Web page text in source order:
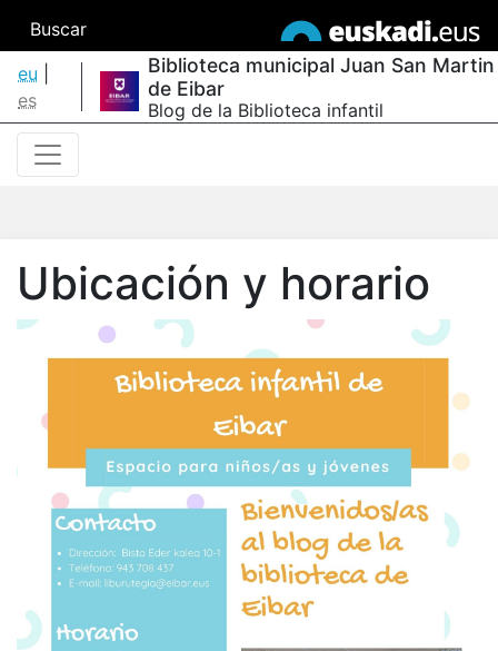
Buscar
eu
es
Biblioteca municipal Juan San Martin
de Eibar
Blog de la Biblioteca infantil
Ubicación y horario